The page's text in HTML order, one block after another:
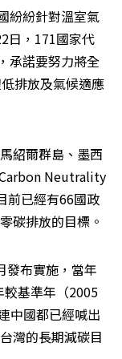
紛紛針對溫室氣
日，171國家代
承諾要努力將全
排放及氣候適應
紹爾群島、墨西
Neutrality
前已經有66國政
碳排放的目標。
發布實施，當年
基準年（2005
中國都已經喊出
灣的長期減碳目